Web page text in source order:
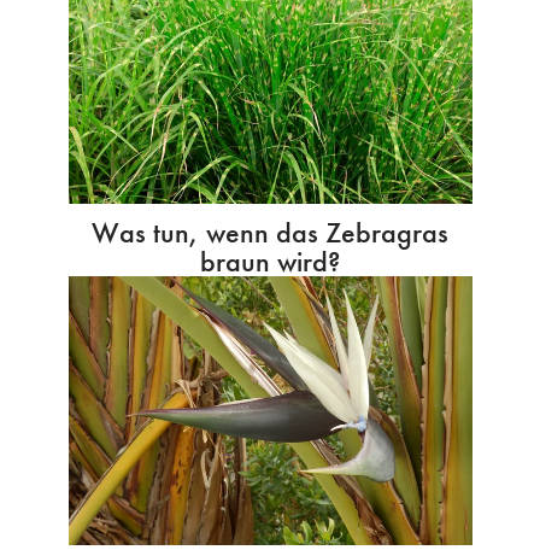
Was tun, wenn das Zebragras
braun wird?